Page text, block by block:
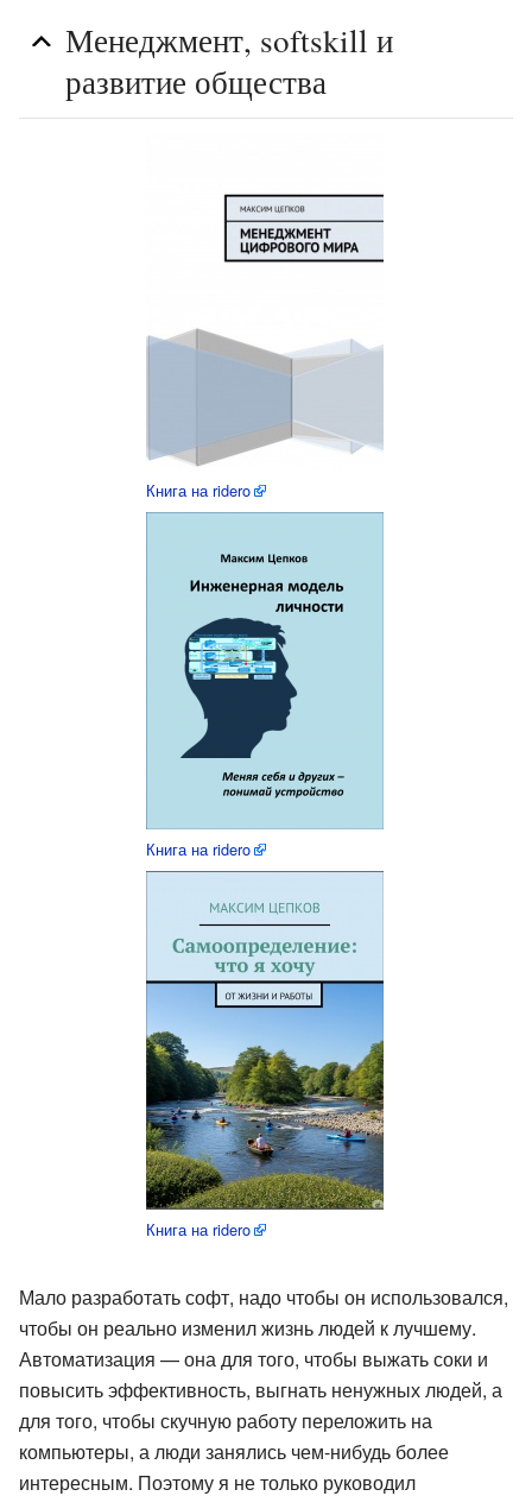
Менеджмент, softskill и
развитие общества
Книга на ridero
Книга на ridero
Книга на ridero
Мало разработать софт, надо чтобы он использовался,
чтобы он реально изменил жизнь людей к лучшему.
Автоматизация — она для того, чтобы выжать соки и
повысить эффективность, выгнать ненужных людей, а
для того, чтобы скучную работу переложить на
компьютеры, а люди занялись чем-нибудь более
интересным. Поэтому я не только руководил